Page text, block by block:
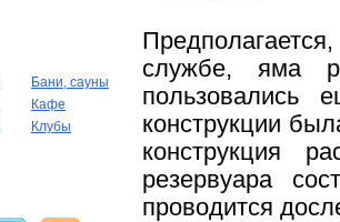
Бани, сауны
Кафе
Клубы
службе, яма
пользовались
конструкции
конструкция
резервуара
проводится